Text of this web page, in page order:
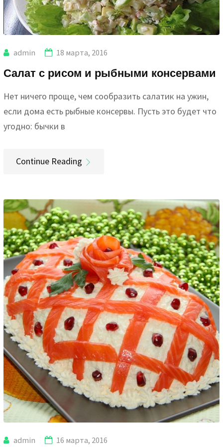
admin 18 марта, 2016
Салат с рисом и рыбными консервами
Нет ничего проще, чем сообразить салатик на ужин,
если дома есть рыбные консервы. Пусть это будет что
угодно: бычки в
Continue Reading
admin 16 марта, 2016